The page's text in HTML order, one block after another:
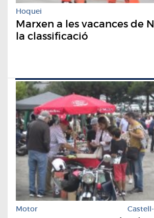
Hoquei
Marxen a les vacances de
la classificació
Motor